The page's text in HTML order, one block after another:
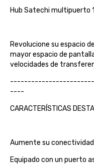
Hub Satechi multipuerto
Revolucione su espacio
mayor espacio de
velocidades de
----
CARACTERÍSTICAS
Aumente su conectividad
Equipado con un puerto